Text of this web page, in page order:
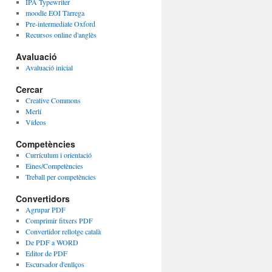
IPA Typewriter
moodle EOI Tàrrega
Pre-intermediate Oxford
Recursos online d'anglès
Avaluació
Avaluació inicial
Cercar
Creative Commons
Merlí
Vídeos
Competències
Currículum i orientació
Eines/Competències
Treball per competències
Convertidors
Agrupar PDF
Comprimir fitxers PDF
Convertidor rellotge català
De PDF a WORD
Editor de PDF
Escursador d'enllços